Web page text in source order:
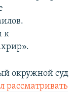
к
окружной суд
рассматривать